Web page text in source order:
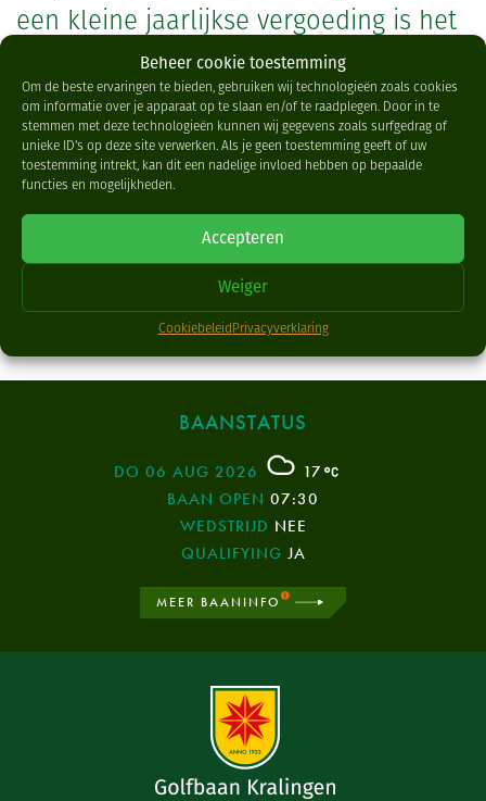
Beheer cookie toestemming
Om de beste ervaringen te bieden, gebruiken wij technologieën zoals cookies
om informatie over je apparaat op te slaan en/of te raadplegen. Door in te
stemmen met deze technologieën kunnen wij gegevens zoals surfgedrag of
unieke ID's op deze site verwerken. Als je geen toestemming geeft of uw
toestemming intrekt, kan dit een nadelige invloed hebben op bepaalde
functies en mogelijkheden.
Accepteren
Weiger
CookiebeleidPrivacyverklaring
een kleine jaarlijkse vergoeding is het
mogelijk om de handicapregistratie
door Golfclub Kralingen te laten
verzorgen.
Ga naar dewebsite van Golfclub Kralingenvoor meer
BAANSTATUS
DO 06 AUG 2026
17
BAAN OPEN 07:30
WEDSTRIJD NEE
QUALIFYING JA
MEER BAANINFO